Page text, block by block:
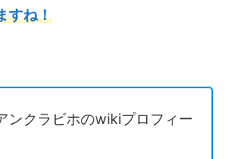
すね！
ンクラビホのwikiプロフィー